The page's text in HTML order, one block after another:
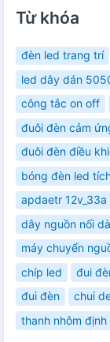
Từ khóa
đèn led trang trí
led dây dán
công tắc on off
đuôi đèn cảm
đuôi đèn điều
bóng đèn led
apdaetr 12v_33a
dây nguồn nối
máy chuyển
chíp led
đui
đui đèn
chui
thanh nhôm định